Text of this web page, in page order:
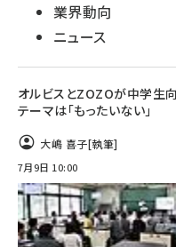
業界動向
ニュース
オルビスとZOZOが中学生
テーマは「もったいない」
大嶋 喜子[執筆]
7月9日 10:00